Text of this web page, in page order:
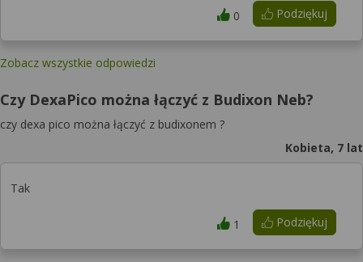
Podziękuj
0
Zobacz wszystkie odpowiedzi
Czy DexaPico można łączyć z Budixon Neb?
czy dexa pico można łączyć z budixonem ?
Kobieta, 7 lat
Tak
Podziękuj
1